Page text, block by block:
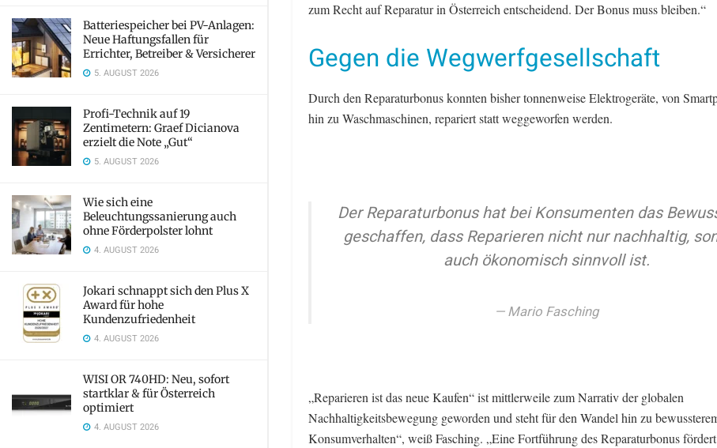
Batteriespeicher bei PV-Anlagen:
Neue Haftungsfallen für
Errichter, Betreiber & Versicherer
5. AUGUST 2026
Profi-Technik auf 19
Zentimetern: Graef Dicianova
erzielt die Note „Gut“
5. AUGUST 2026
Wie sich eine
Beleuchtungssanierung auch
ohne Förderpolster lohnt
4. AUGUST 2026
Jokari schnappt sich den Plus X
Award für hohe
Kundenzufriedenheit
4. AUGUST 2026
WISI OR 740HD: Neu, sofort
startklar & für Österreich
optimiert
4. AUGUST 2026
zum Recht auf Reparatur in Österreich entscheidend. Der Bonus muss bleiben.“
Gegen die Wegwerfgesellschaft
Durch den Reparaturbonus konnten bisher tonnenweise Elektrogeräte, von
hin zu Waschmaschinen, repariert statt weggeworfen werden.
Der Reparaturbonus hat bei Konsumenten das
geschaffen, dass Reparieren nicht nur nachhaltig,
auch ökonomisch sinnvoll ist.
Mario Fasching
„Reparieren ist das neue Kaufen“ ist mittlerweile zum Narrativ der globalen
Nachhaltigkeitsbewegung geworden und steht für den Wandel hin zu
Konsumverhalten“, weiß Fasching. „Eine Fortführung des Reparaturbonus